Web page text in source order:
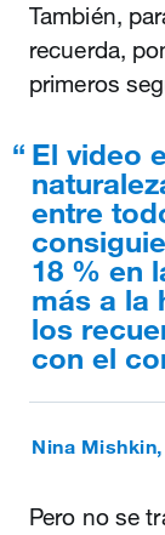
También,
recuerda,
primeros
El video
entre
18 % en
más a la
los
con el
Nina
Pero no se